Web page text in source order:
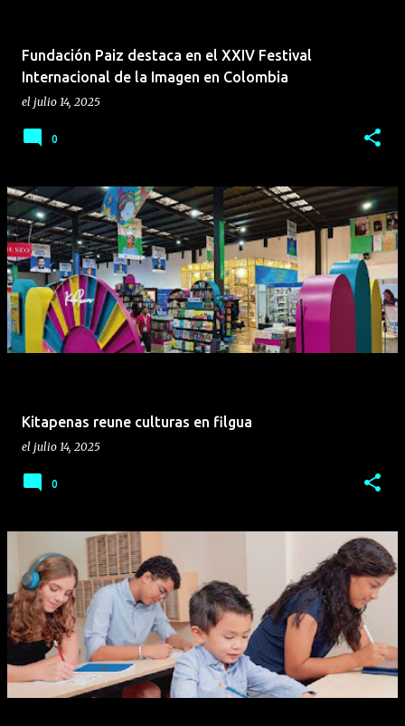
zoom en inglés) permite emular el agarre de una
videocámara retro al plegar el teléfono a 90°,
facilitando el control del zoom digital con ...
Fundación Paiz destaca en el XXIV Festival
Internacional de la Imagen en Colombia
el julio 14, 2025
0
Kitapenas reune culturas en filgua
el julio 14, 2025
0